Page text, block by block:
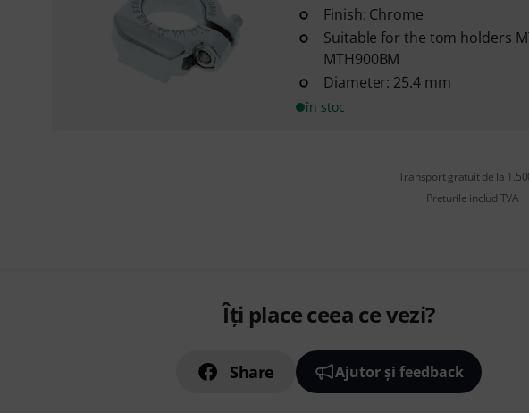
Finish: Chrome
Suitable for the tom holders
MTH900BM
Diameter: 25.4 mm
în stoc
Transport gratuit de la
Preturile includ TVA
Îți place ceea ce vezi?
Share Ajutor și feedback